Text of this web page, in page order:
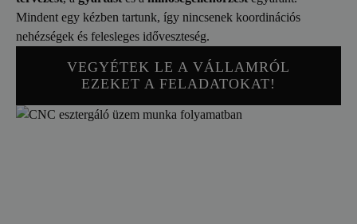
Mindent egy kézben tartunk, így nincsenek koordinációs
nehézségek és felesleges időveszteség.
VEGYÉTEK LE A VÁLLAMRÓL
EZEKET A FELADATOKAT!